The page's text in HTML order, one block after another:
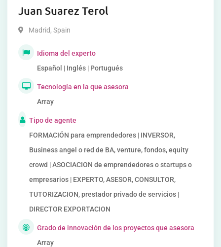
Juan Suarez Terol
Madrid, Spain
Idioma del experto
Español | Inglés | Portugués
Tecnología en la que asesora
Array
Tipo de agente
FORMACIÓN para emprendedores | INVERSOR,
Business angel o red de BA, venture, fondos, equity
crowd | ASOCIACION de emprendedores o startups o
empresarios | EXPERTO, ASESOR, CONSULTOR,
TUTORIZACION, prestador privado de servicios |
DIRECTOR EXPORTACION
Grado de innovación de los proyectos que asesora
Array